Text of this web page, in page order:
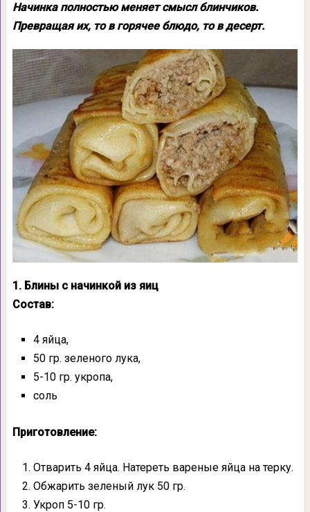
Начинка полностью меняет смысл блинчиков.
Превращая их, то в горячее блюдо, то в десерт.
1. Блины с начинкой из яиц
Состав:
4 яйца,
50 гр. зеленого лука,
5-10 гр. укропа,
соль
Приготовление:
Отварить 4 яйца. Натереть вареные яйца на терку.
Обжарить зеленый лук 50 гр.
Укроп 5-10 гр.